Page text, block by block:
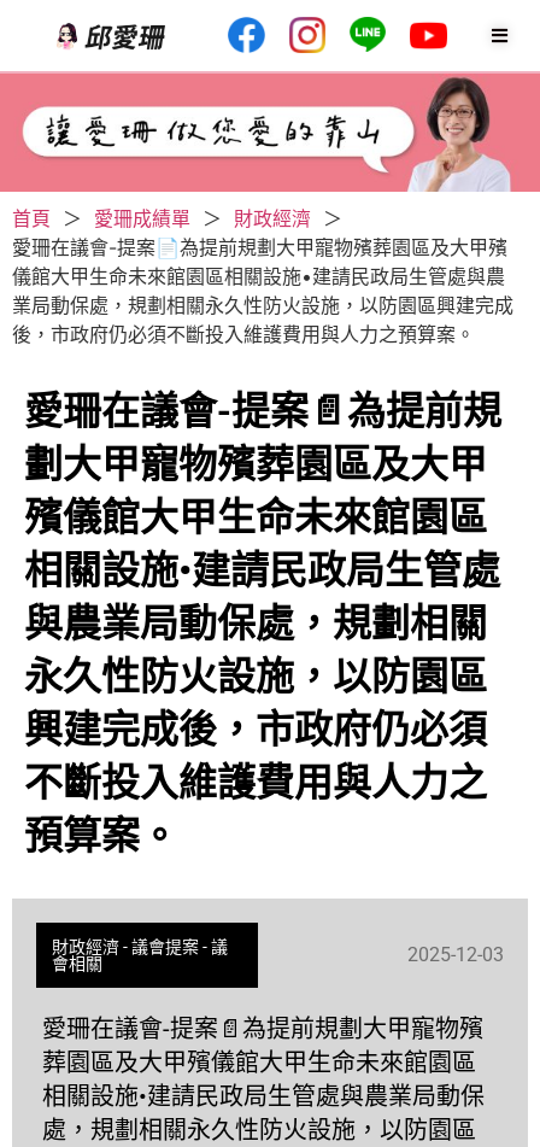
首頁 ＞ 愛珊成績單 ＞ 財政經濟
＞
愛珊在議會-提案📄為提前規劃大甲寵物殯葬園區及大甲殯
儀館大甲生命未來館園區相關設施•建請民政局生管處與農
業局動保處，規劃相關永久性防火設施，以防園區興建完成
後，市政府仍必須不斷投入維護費用與人力之預算案。
愛珊在議會-提案📄為提前規
劃大甲寵物殯葬園區及大甲
殯儀館大甲生命未來館園區
相關設施•建請民政局生管處
與農業局動保處，規劃相關
永久性防火設施，以防園區
興建完成後，市政府仍必須
不斷投入維護費用與人力之
預算案。
財政經濟-議會提案-議
會相關
2025-12-03
愛珊在議會-提案📄為提前規劃大甲寵物殯
葬園區及大甲殯儀館大甲生命未來館園區
相關設施•建請民政局生管處與農業局動保
處，規劃相關永久性防火設施，以防園區